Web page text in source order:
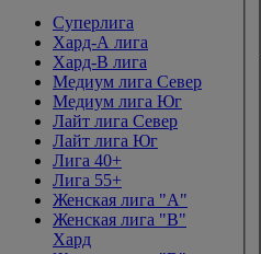
Суперлига
Хард-А лига
Хард-В лига
Медиум лига Север
Медиум лига Юг
Лайт лига Север
Лайт лига Юг
Лига 40+
Лига 55+
Женская лига "A"
Женская лига "B"
Хард